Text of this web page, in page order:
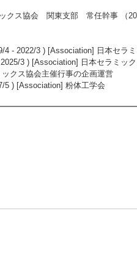
クス協会 関東支部 常任幹事 （
4 - 2022/3 ) [Association] 日本セラ
3 ) [Association] 日本セラミッ
クス協会主催行事の企画運営
) [Association] 粉体工学会